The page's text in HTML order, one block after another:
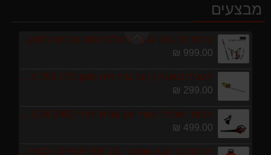
מבצעים179.00 ₪
ערכת כלי גינון לגובה הכוללת מוט גבהים טלסקופי 5 מטר, מסור, תוכי ומספרי גבהים גדר חי גרלנד GARLAND באנדל האדסון
999.00 ₪
מגזמת נטענת | גוזם גדר חיה נטען GARLAND SET KEEPER 20V 252-V23 גוף בלבד
299.00 ₪
מפוח חשמלי נושף יונק וגורס הארי HARRY LSN 2900
499.00 ₪
מרסס גב נטען שטוקר STOCKER BACKPACK SPRAYER 10L איטליה